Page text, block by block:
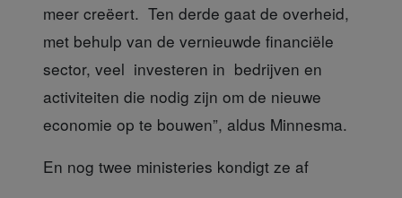
meer creëert. Ten derde gaat de overheid,
met behulp van de vernieuwde financiële
sector, veel investeren in bedrijven en
activiteiten die nodig zijn om de nieuwe
economie op te bouwen”, aldus Minnesma.
En nog twee ministeries kondigt ze af